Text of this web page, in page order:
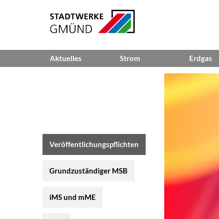
Aktuelles Strom
Netzdaten
Erdgas
Veröffentlichungspflichten
Grundzuständiger MSB
iMS und mME